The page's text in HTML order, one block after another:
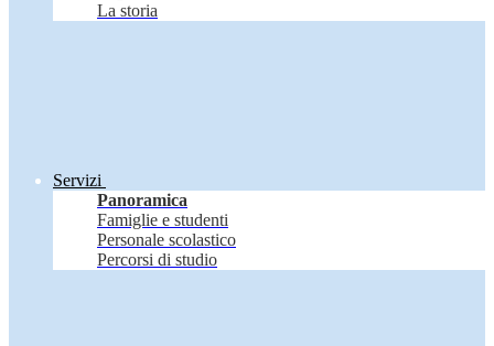
La storia
Servizi
Panoramica
Famiglie e studenti
Personale scolastico
Percorsi di studio